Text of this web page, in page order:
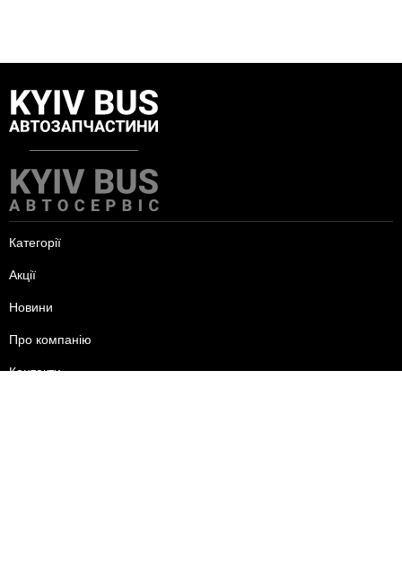
Категорії
Акції
Новини
Про компанію
Контакти